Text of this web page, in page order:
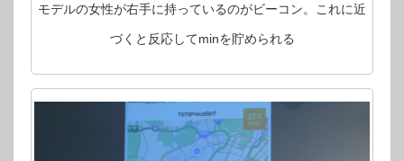
モデルの女性が右手に持っているのがビーコン。これに近
づくと反応してminを貯められる